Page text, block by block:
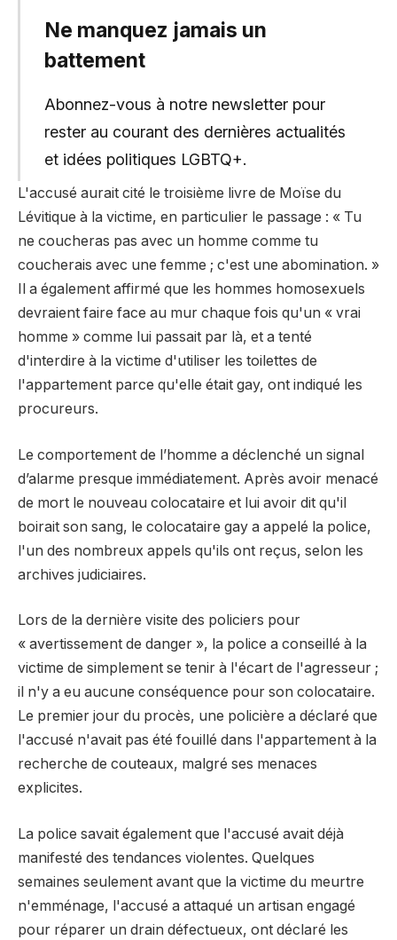
Ne manquez jamais un
battement
Abonnez-vous à notre newsletter pour
rester au courant des dernières actualités
et idées politiques LGBTQ+.
L'accusé aurait cité le troisième livre de Moïse du
Lévitique à la victime, en particulier le passage : « Tu
ne coucheras pas avec un homme comme tu
coucherais avec une femme ; c'est une abomination. »
Il a également affirmé que les hommes homosexuels
devraient faire face au mur chaque fois qu'un « vrai
homme » comme lui passait par là, et a tenté
d'interdire à la victime d'utiliser les toilettes de
l'appartement parce qu'elle était gay, ont indiqué les
procureurs.
Le comportement de l’homme a déclenché un signal
d’alarme presque immédiatement. Après avoir menacé
de mort le nouveau colocataire et lui avoir dit qu'il
boirait son sang, le colocataire gay a appelé la police,
l'un des nombreux appels qu'ils ont reçus, selon les
archives judiciaires.
Lors de la dernière visite des policiers pour
« avertissement de danger », la police a conseillé à la
victime de simplement se tenir à l'écart de l'agresseur ;
il n'y a eu aucune conséquence pour son colocataire.
Le premier jour du procès, une policière a déclaré que
l'accusé n'avait pas été fouillé dans l'appartement à la
recherche de couteaux, malgré ses menaces
explicites.
La police savait également que l'accusé avait déjà
manifesté des tendances violentes. Quelques
semaines seulement avant que la victime du meurtre
n'emménage, l'accusé a attaqué un artisan engagé
pour réparer un drain défectueux, ont déclaré les